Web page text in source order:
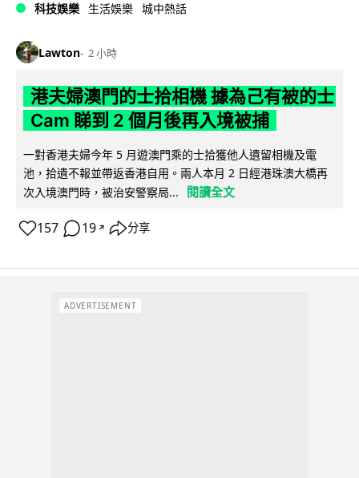
科技娛樂 生活娛樂 城中熱話
Lawton 2 小時
港夫婦澳門的士拾相機 據為己有被的士
Cam 睇到 2 個月後再入境被捕
一對香港夫婦今年 5 月遊澳門乘的士拾獲他人遺留相機及電
池，拾遺不報並帶返香港自用。兩人本月 2 日經港珠澳大橋再
次入境澳門時，被治安警察局...
閱讀全文
157 19 ↗ 分享
ADVERTISEMENT